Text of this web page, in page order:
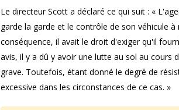
Le directeur Scott a déclaré ce qui suit : «
garde la garde et le contrôle de son véhicule
conséquence, il avait le droit d'exiger qu'il
avis, il y a dû y avoir une lutte au sol au cours
grave. Toutefois, étant donné le degré de
excessive dans les circonstances de ce cas. »